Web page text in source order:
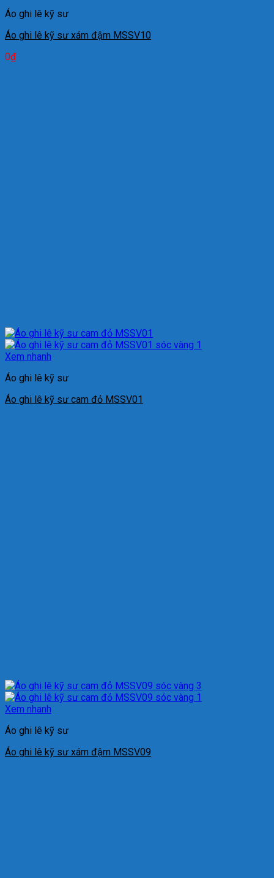
Áo ghi lê kỹ sư
Áo ghi lê kỹ sư xám đậm MSSV10
0₫
Xem nhanh
Áo ghi lê kỹ sư
Áo ghi lê kỹ sư cam đỏ MSSV01
Xem nhanh
Áo ghi lê kỹ sư
Áo ghi lê kỹ sư xám đậm MSSV09